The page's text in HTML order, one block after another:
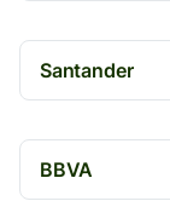
Santander
BBVA